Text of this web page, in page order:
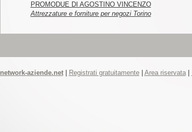
PROMODUE DI AGOSTINO VINCENZO
Attrezzature e forniture per negozi Torino
network-aziende.net| Registrati gratuitamente| Area riservata|